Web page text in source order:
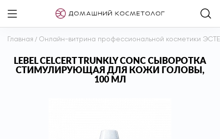
Главная / Онлайн-витрина профессиональной косметики
LEBEL CELCERT TRUNKLY CONC СЫВОРОТКА
СТИМУЛИРУЮЩАЯ ДЛЯ КОЖИ ГОЛОВЫ,
100 МЛ